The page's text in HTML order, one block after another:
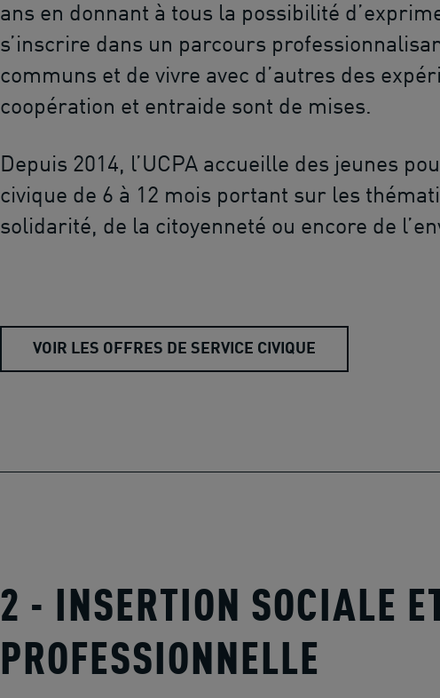
ans en donnant à tous la possibilité
s’inscrire dans un parcours
communs et de vivre avec d’autres des
coopération et entraide sont de mises.
Depuis 2014, l’UCPA accueille des jeunes
civique de 6 à 12 mois portant sur les
solidarité, de la citoyenneté ou encore de
VOIR LES OFFRES DE SERVICE CIVIQUE
2 - INSERTION SOCIALE
PROFESSIONNELLE